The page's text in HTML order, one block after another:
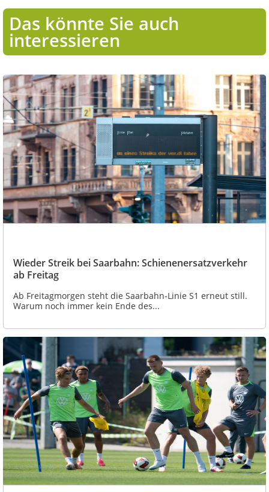
Das könnte Sie auch
interessieren
Wieder Streik bei Saarbahn: Schienenersatzverkehr
ab Freitag
Ab Freitagmorgen steht die Saarbahn-Linie S1 erneut still.
Warum noch immer kein Ende des...